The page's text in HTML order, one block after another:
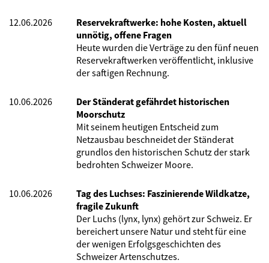
12.06.2026
Reservekraftwerke: hohe Kosten, aktuell
unnötig, offene Fragen
Heute wurden die Verträge zu den fünf neuen
Reservekraftwerken veröffentlicht, inklusive
der saftigen Rechnung.
10.06.2026
Der Ständerat gefährdet historischen
Moorschutz
Mit seinem heutigen Entscheid zum
Netzausbau beschneidet der Ständerat
grundlos den historischen Schutz der stark
bedrohten Schweizer Moore.
10.06.2026
Tag des Luchses: Faszinierende Wildkatze,
fragile Zukunft
Der Luchs (lynx, lynx) gehört zur Schweiz. Er
bereichert unsere Natur und steht für eine
der wenigen Erfolgsgeschichten des
Schweizer Artenschutzes.